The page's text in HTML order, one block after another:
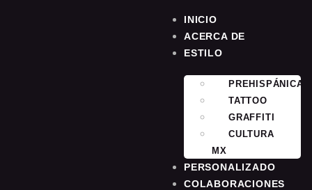
INICIO
ACERCA DE
ESTILO
PREHISPÁNICA
TATTOO
GRAFFITI
CULTURA
MX
PERSONALIZADO
COLABORACIONES